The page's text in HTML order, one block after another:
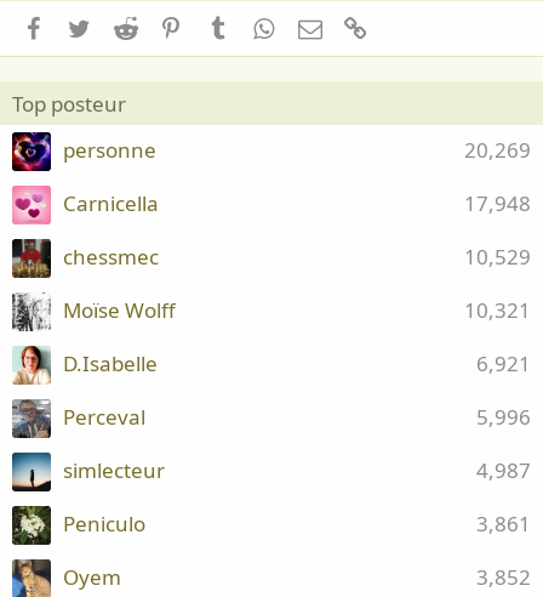
Facebook
TwitterReddit PinterestTumblrWhatsApp
Email
Top posteur
20,269
personne
17,948
Carnicella
10,529
chessmec
10,321
Moïse Wolff
6,921
D.Isabelle
5,996
Perceval
4,987
simlecteur
3,861
Peniculo
3,852
Oyem